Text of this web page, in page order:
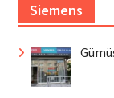
Siemens